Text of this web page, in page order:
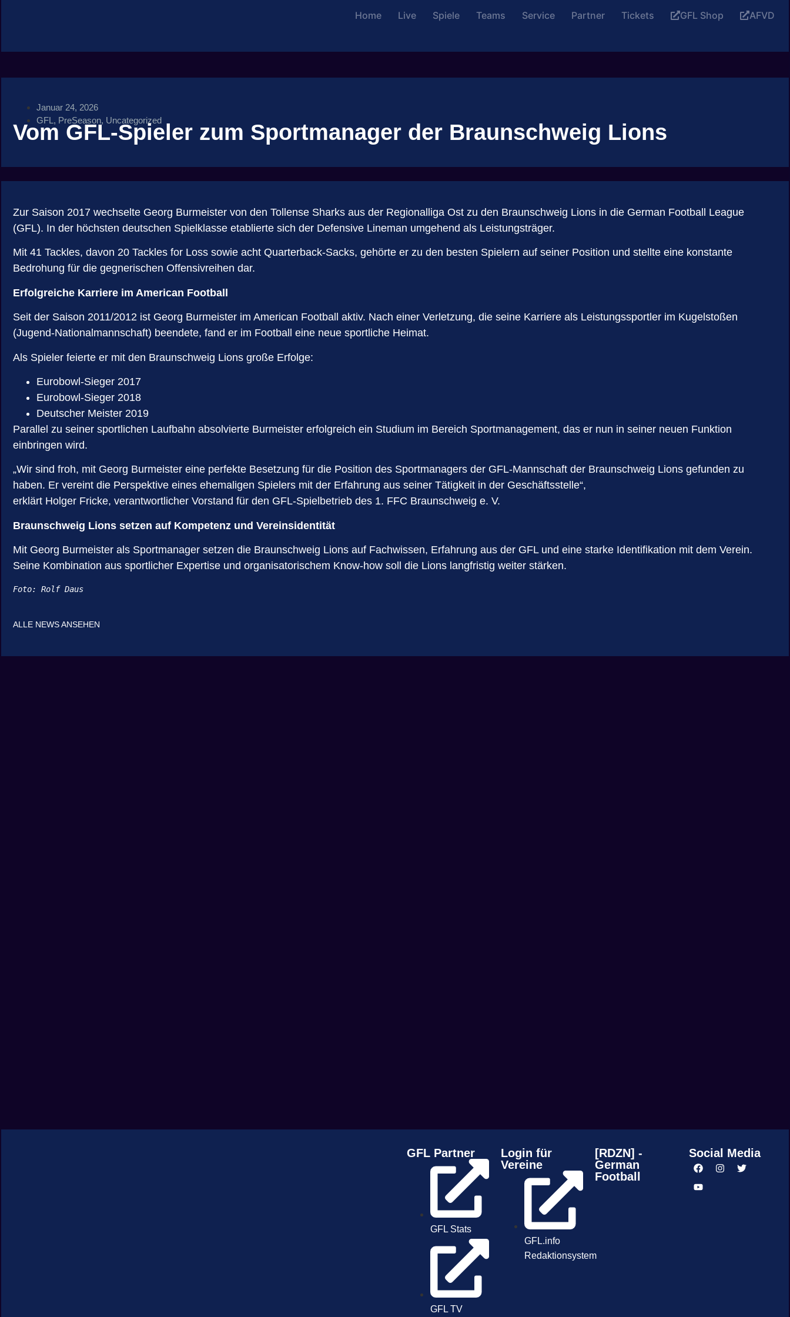
Home Live Spiele Teams Service Partner Tickets GFL Shop AFVD
Januar 24, 2026
GFL , PreSeason, Uncategorized
Vom GFL-Spieler zum Sportmanager der Braunschweig Lions
Zur Saison 2017 wechselte Georg Burmeister von den Tollense Sharks aus der Regionalliga Ost zu den Braunschweig Lions in die German Football League
(GFL). In der höchsten deutschen Spielklasse etablierte sich der Defensive Lineman umgehend als Leistungsträger.
Mit 41 Tackles, davon 20 Tackles for Loss sowie acht Quarterback-Sacks, gehörte er zu den besten Spielern auf seiner Position und stellte eine konstante
Bedrohung für die gegnerischen Offensivreihen dar.
Erfolgreiche Karriere im American Football
Seit der Saison 2011/2012 ist Georg Burmeister im American Football aktiv. Nach einer Verletzung, die seine Karriere als Leistungssportler im Kugelstoßen
(Jugend-Nationalmannschaft) beendete, fand er im Football eine neue sportliche Heimat.
Als Spieler feierte er mit den Braunschweig Lions große Erfolge:
Eurobowl-Sieger 2017
Eurobowl-Sieger 2018
Deutscher Meister 2019
Parallel zu seiner sportlichen Laufbahn absolvierte Burmeister erfolgreich ein Studium im Bereich Sportmanagement, das er nun in seiner neuen Funktion
einbringen wird.
„Wir sind froh, mit Georg Burmeister eine perfekte Besetzung für die Position des Sportmanagers der GFL-Mannschaft der Braunschweig Lions gefunden zu
haben. Er vereint die Perspektive eines ehemaligen Spielers mit der Erfahrung aus seiner Tätigkeit in der Geschäftsstelle“,
erklärt Holger Fricke, verantwortlicher Vorstand für den GFL-Spielbetrieb des 1. FFC Braunschweig e. V.
Braunschweig Lions setzen auf Kompetenz und Vereinsidentität
Mit Georg Burmeister als Sportmanager setzen die Braunschweig Lions auf Fachwissen, Erfahrung aus der GFL und eine starke Identifikation mit dem Verein.
Seine Kombination aus sportlicher Expertise und organisatorischem Know-how soll die Lions langfristig weiter stärken.
Foto: Rolf Daus
ALLE NEWS ANSEHEN
GFL Partner
GFL Stats
GFL TV
Login für
Vereine
GFL.info
Redaktionsystem
[RDZN] -
German
Football
Social Media